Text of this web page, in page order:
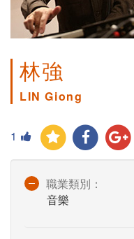
林強
LIN Giong
1
職業類別：
音樂